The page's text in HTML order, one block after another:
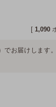
[ 1,090
でお届けします。